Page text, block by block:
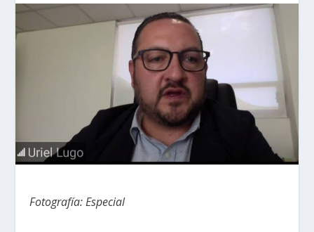
Fotografía: Especial